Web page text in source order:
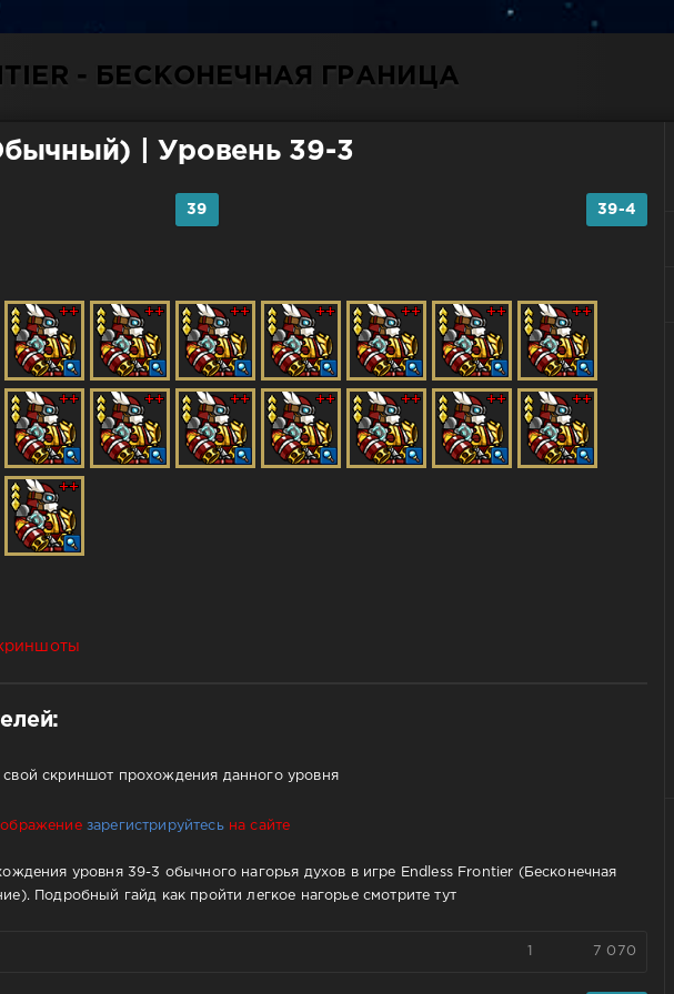
- БЕСКОНЕЧНАЯ ГРАНИЦА
| Уровень 39-3
39 39-4
свой скриншот прохождения данного уровня
зарегистрируйтесьна сайте
уровня 39-3 обычного нагорья духов в игре Endless Frontier (Бесконечная
Подробный гайд как пройти легкое нагорье смотрите тут
1 7 070